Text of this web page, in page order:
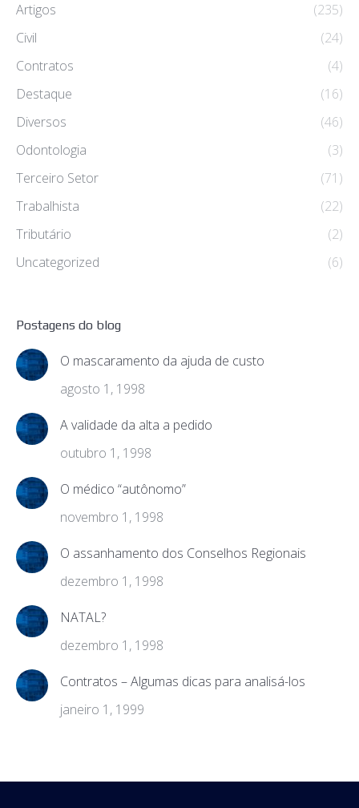
Artigos
(235)
Civil
(24)
Contratos
(4)
Destaque
(16)
Diversos
(46)
Odontologia
(3)
Terceiro Setor
(71)
Trabalhista
(22)
Tributário
(2)
Uncategorized
(6)
Postagens do blog
O mascaramento da ajuda de custo
agosto 1, 1998
A validade da alta a pedido
outubro 1, 1998
O médico “autônomo”
novembro 1, 1998
O assanhamento dos Conselhos Regionais
dezembro 1, 1998
NATAL?
dezembro 1, 1998
Contratos – Algumas dicas para analisá-los
janeiro 1, 1999